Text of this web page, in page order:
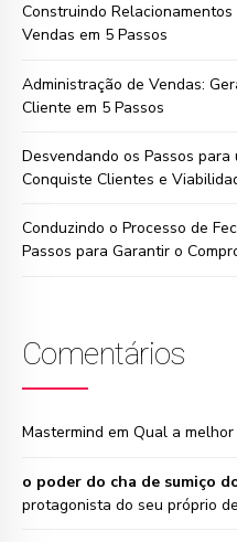
Construindo
Vendas em 5 Passos
Administração de Vendas:
Cliente em 5 Passos
Desvendando os Passos
Conquiste Clientes e
Conduzindo o Processo de
Passos para Garantir o
Comentários
Mastermind em Qual a
o poder do cha de sumiço
protagonista do seu próprio